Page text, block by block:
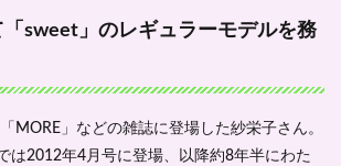
sweet」のレギュラーモデルを務
MORE」などの雑誌に登場した紗栄子さん。
は2012年4月号に登場、以降約8年半にわた